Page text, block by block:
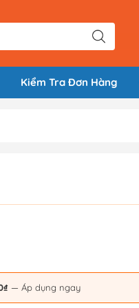
Kiểm Tra Đơn Hàng
— Áp dụng ngay